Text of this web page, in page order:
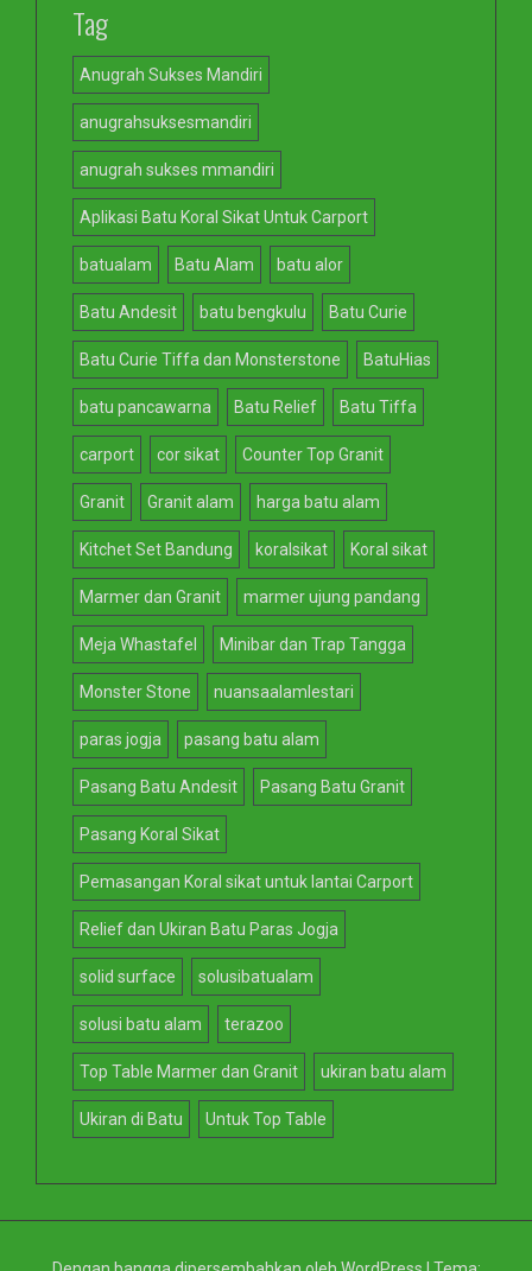
Tag
Anugrah Sukses Mandiri
anugrahsuksesmandiri
anugrah sukses mmandiri
Aplikasi Batu Koral Sikat Untuk Carport
batualam Batu Alam batu alor
Batu Andesit batu bengkulu Batu Curie
Batu Curie Tiffa dan Monsterstone BatuHias
batu pancawarna Batu Relief Batu Tiffa
carport cor sikat Counter Top Granit
Granit Granit alam harga batu alam
Kitchet Set Bandung koralsikat Koral sikat
Marmer dan Granit marmer ujung pandang
Meja Whastafel Minibar dan Trap Tangga
Monster Stone nuansaalamlestari
paras jogja pasang batu alam
Pasang Batu Andesit Pasang Batu Granit
Pasang Koral Sikat
Pemasangan Koral sikat untuk lantai Carport
Relief dan Ukiran Batu Paras Jogja
solid surface solusibatualam
solusi batu alam terazoo
Top Table Marmer dan Granit ukiran batu alam
Ukiran di Batu Untuk Top Table